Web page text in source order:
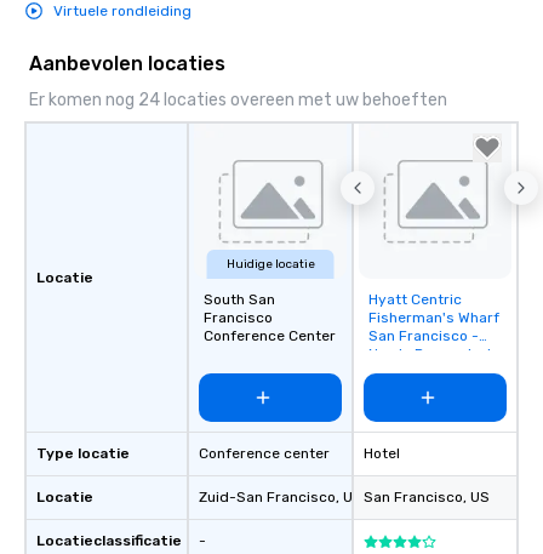
Virtuele rondleiding
Aanbevolen locaties
Er komen nog 24 locaties overeen met uw behoeften
Locatie
Type locatie
Locatie
Locatieclassificatie
Huidige locatie
South San
Francisco
Conference Center
Conference center
Zuid-San Francisco, US
-
Removed from
favorites
Hyatt Centric
Fisherman's Wharf
San Francisco -
Newly Renovated
Hotel
San Francisco, US